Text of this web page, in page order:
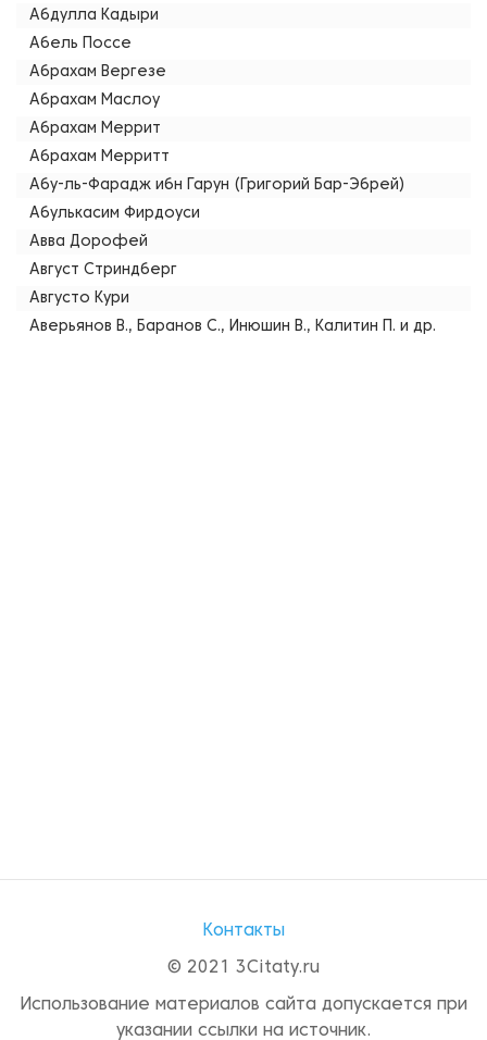
Абдулла Кадыри
Абель Поссе
Абрахам Вергезе
Абрахам Маслоу
Абрахам Меррит
Абрахам Мерритт
Абу-ль-Фарадж ибн Гарун (Григорий Бар-Эбрей)
Абулькасим Фирдоуси
Авва Дорофей
Август Стриндберг
Августо Кури
Аверьянов В., Баранов С., Инюшин В., Калитин П. и др.
Контакты
© 2021 3Citaty.ru
Использование материалов сайта допускается при
указании ссылки на источник.